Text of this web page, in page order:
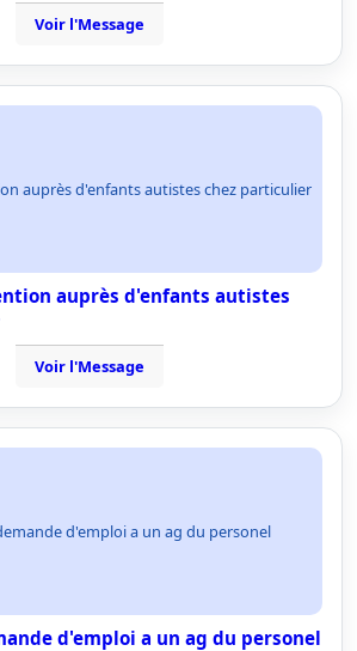
Voir l'Message
auprès d'enfants autistes chez particulier
auprès d'enfants autistes
Voir l'Message
d'emploi a un ag du personel
d'emploi a un ag du personel